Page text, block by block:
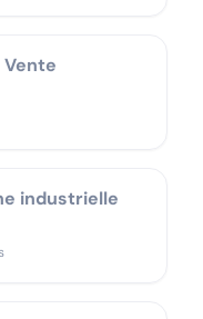
Vente
industrielle